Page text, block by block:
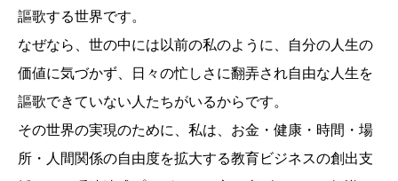
謳歌する世界です。
なぜなら、世の中には以前の私のように、自分の人生の
価値に気づかず、日々の忙しさに翻弄され自由な人生を
謳歌できていない人たちがいるからです。
その世界の実現のために、私は、お金・健康・時間・場
所・人間関係の自由度を拡大する教育ビジネスの創出支